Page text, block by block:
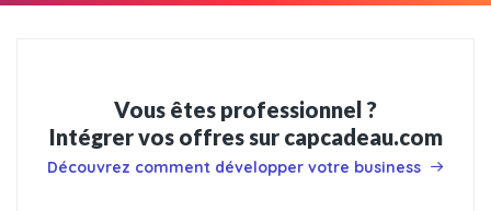
Vous êtes professionnel ?
Intégrer vos offres sur capcadeau.com
Découvrez comment développer votre business